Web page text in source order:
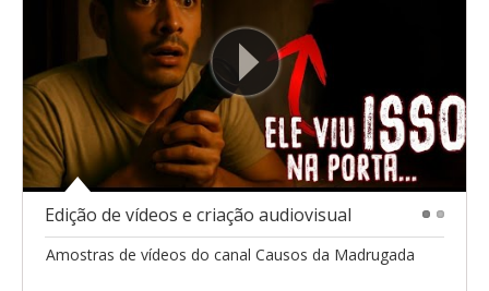
Edição de vídeos e criação audiovisual
Amostras de vídeos do canal Causos da Madrugada